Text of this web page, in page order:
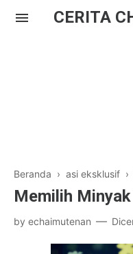
Beranda › asi eksklusif ›
Memilih
by echaimutenan